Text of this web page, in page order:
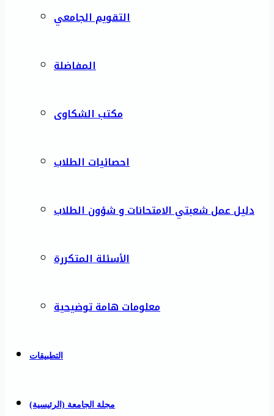
التقويم الجامعي
المفاضلة
مكتب الشكاوى
احصائيات الطلاب
دليل عمل شعبتي الامتحانات و شؤون الطلاب
الأسئلة المتكررة
معلومات هامة توضيحية
التطبيقات
مجلة الجامعة (الرئيسية)